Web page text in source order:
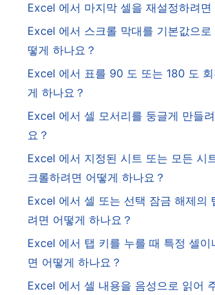
Excel 에서 마지막 셀을 재설정하려면
Excel 에서 스크롤 막대를 기본값으로
떻게 하나요？
Excel 에서 표를 90 도 또는 180 도
게 하나요？
Excel 에서 셀 모서리를 둥글게 만들
요？
Excel 에서 지정된 시트 또는 모든 시
크롤하려면 어떻게 하나요？
Excel 에서 셀 또는 선택 잠금 해제의
려면 어떻게 하나요？
Excel 에서 탭 키를 누를 때 특정 셀이
면 어떻게 하나요？
Excel 에서 셀 내용을 음성으로 읽어